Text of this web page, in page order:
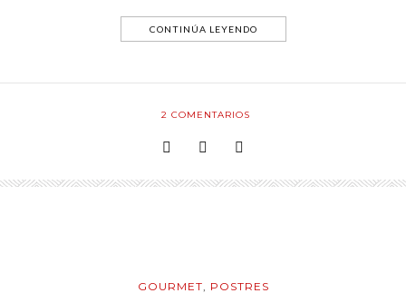
CONTINÚA LEYENDO
2 COMENTARIOS
GOURMET, POSTRES